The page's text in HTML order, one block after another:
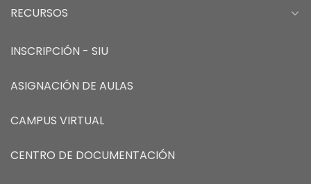
RECURSOS
INSCRIPCIÓN - SIU
ASIGNACIÓN DE AULAS
CAMPUS VIRTUAL
CENTRO DE DOCUMENTACIÓN